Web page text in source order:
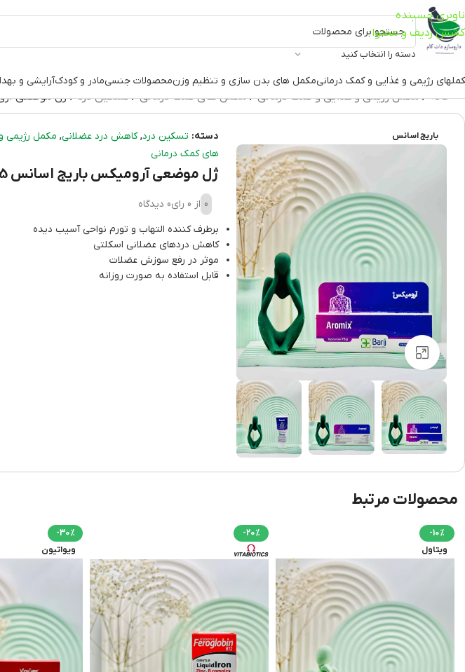
ناوبری چسبنده
کشش ردیف و محتوا
دسته را انتخاب کنید
رژیمی و غذایی و کمک درمانیمکمل های بدن سازی و تنظیم وزنمحصولات جنسیمادر و کودکآرایشی و
خانه مکمل رژیمی و غذایی و کمک درمانی مکمل های کمک درمانی تسکین درد ژل موضعی
باریج اسانس
برای بزرگنمایی کلیک کنید
دسته: تسکین درد, کاهش درد عضلانی, مکمل رژیمی
های کمک درمانی
ژل موضعی آرومیکس باریج اسانس 75 گرم
0 از 0 رای
0 دیدگاه
برطرف کننده التهاب و تورم نواحی آسیب دیده
کاهش دردهای عضلانی اسکلتی
موثر در رفع سوزش عضلات
قابل استفاده به صورت روزانه
محصولات مرتبط
-10%
ویتاول
-20%
-30%
ویواتیون